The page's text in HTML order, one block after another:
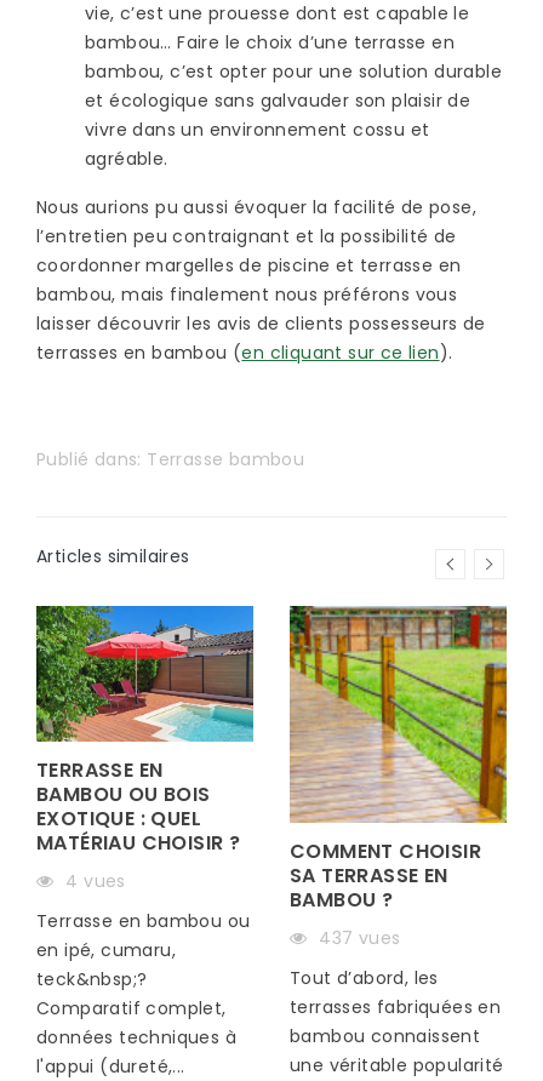
vie, c’est une prouesse dont est capable le
bambou… Faire le choix d’une terrasse en
bambou, c’est opter pour une solution durable
et écologique sans galvauder son plaisir de
vivre dans un environnement cossu et
agréable.
Nous aurions pu aussi évoquer la facilité de pose,
l’entretien peu contraignant et la possibilité de
coordonner margelles de piscine et terrasse en
bambou, mais finalement nous préférons vous
laisser découvrir les avis de clients possesseurs de
terrasses en bambou (en cliquant sur ce lien).
Publié dans: Terrasse bambou
Articles similaires
TERRASSE EN
BAMBOU OU BOIS
EXOTIQUE : QUEL
MATÉRIAU CHOISIR ?
4 vues
Terrasse en bambou ou
en ipé, cumaru,
teck&nbsp;?
Comparatif complet,
données techniques à
l'appui (dureté,...
COMMENT CHOISIR
SA TERRASSE EN
BAMBOU ?
437 vues
Tout d’abord, les
terrasses fabriquées en
bambou connaissent
une véritable popularité